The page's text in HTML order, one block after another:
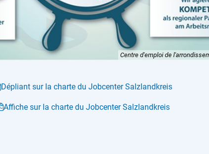
Centre d'emploi de
Dépliant sur la charte du Jobcenter Salzlandkreis
Affiche sur la charte du Jobcenter Salzlandkreis